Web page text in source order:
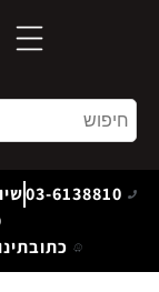
03-6138810
כתובתינו: